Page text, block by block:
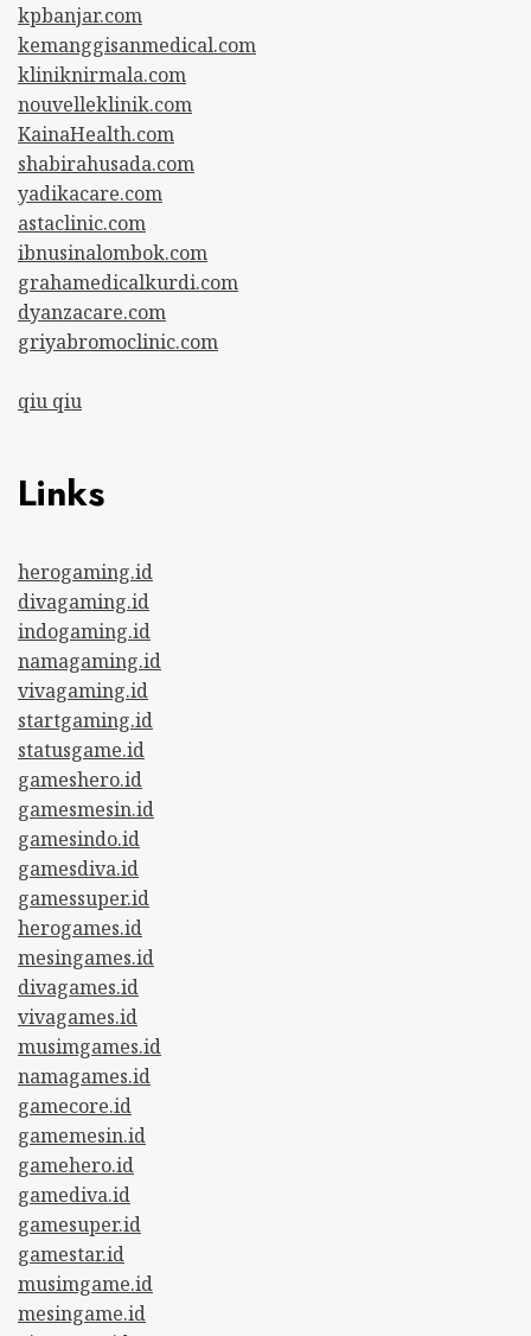
kpbanjar.com
kemanggisanmedical.com
kliniknirmala.com
nouvelleklinik.com
KainaHealth.com
shabirahusada.com
yadikacare.com
astaclinic.com
ibnusinalombok.com
grahamedicalkurdi.com
dyanzacare.com
griyabromoclinic.com
qiu qiu
Links
herogaming.id
divagaming.id
indogaming.id
namagaming.id
vivagaming.id
startgaming.id
statusgame.id
gameshero.id
gamesmesin.id
gamesindo.id
gamesdiva.id
gamessuper.id
herogames.id
mesingames.id
divagames.id
vivagames.id
musimgames.id
namagames.id
gamecore.id
gamemesin.id
gamehero.id
gamediva.id
gamesuper.id
gamestar.id
musimgame.id
mesingame.id